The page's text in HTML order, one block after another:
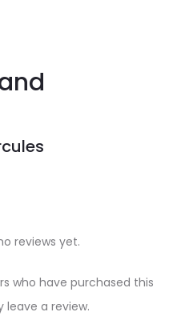
reviews yet.
who have purchased this
a review.